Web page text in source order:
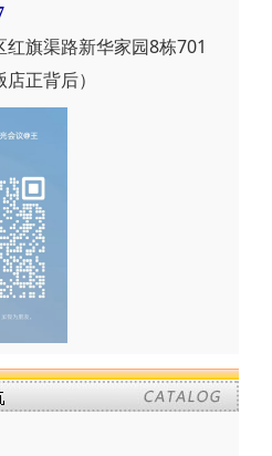
红旗渠路新华家园8栋701
正背后）